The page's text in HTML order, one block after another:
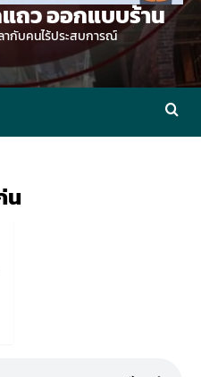
ถว ออกแบบร้าน
ลากับคนไร้ประสบการณ์
น